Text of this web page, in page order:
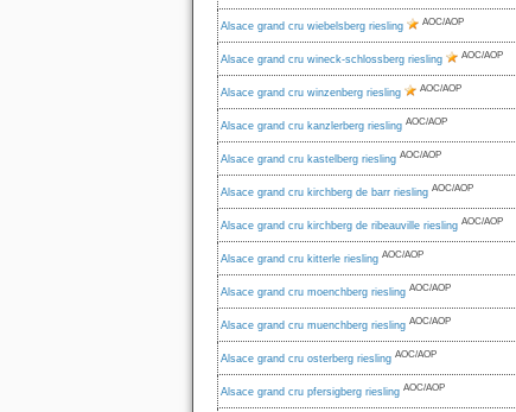
Alsace grand cru wiebelsberg riesling AOC/AOP
Alsace grand cru wineck-schlossberg riesling AOC/AOP
Alsace grand cru winzenberg riesling AOC/AOP
Alsace grand cru kanzlerberg riesling AOC/AOP
Alsace grand cru kastelberg riesling AOC/AOP
Alsace grand cru kirchberg de barr riesling AOC/AOP
Alsace grand cru kirchberg de ribeauville riesling AOC/AOP
Alsace grand cru kitterle riesling AOC/AOP
Alsace grand cru moenchberg riesling AOC/AOP
Alsace grand cru muenchberg riesling AOC/AOP
Alsace grand cru osterberg riesling AOC/AOP
Alsace grand cru pfersigberg riesling AOC/AOP